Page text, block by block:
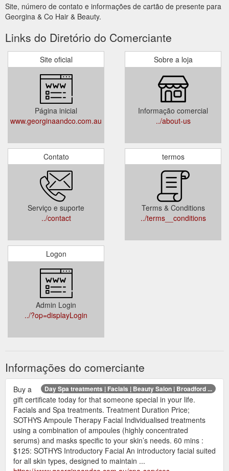
Site, número de contato e informações de cartão de presente para
Georgina & Co Hair & Beauty.
Links do Diretório do Comerciante
Site oficial
Página inicial
www.georginaandco.com.au
Sobre a loja
Informação comercial
../about-us
Contato
Serviço e suporte
../contact
termos
Terms & Conditions
../terms__conditions
Logon
Admin Login
../?op=displayLogin
Informações do comerciante
Day Spa treatments | Facials | Beauty Salon | Broadford ...
Buy a
gift certificate today for that someone special in your life.
Facials and Spa treatments. Treatment Duration Price;
SOTHYS Ampoule Therapy Facial Individualised treatments
using a combination of ampoules (highly concentrated
serums) and masks specific to your skin’s needs. 60 mins :
$125: SOTHYS Introductory Facial An introductory facial suited
for all skin types, designed to maintain ...